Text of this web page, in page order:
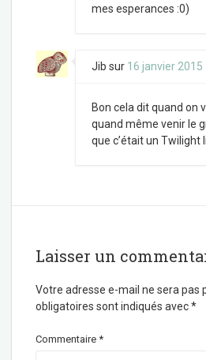
mes esperances :0)
Jib sur 16 janvier 2015
Bon cela dit quand on
quand même venir le
que c’était un Twilight
Laisser un
Votre adresse e-mail ne sera pas
obligatoires sont indiqués avec*
Commentaire *